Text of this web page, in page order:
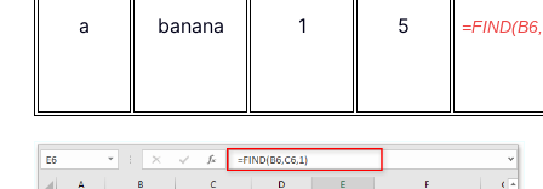
a banana 1 5